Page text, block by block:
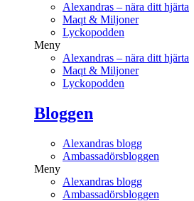
Alexandras – nära ditt hjärta
Maqt & Miljoner
Lyckopodden
Meny
Alexandras – nära ditt hjärta
Maqt & Miljoner
Lyckopodden
Bloggen
Alexandras blogg
Ambassadörsbloggen
Meny
Alexandras blogg
Ambassadörsbloggen